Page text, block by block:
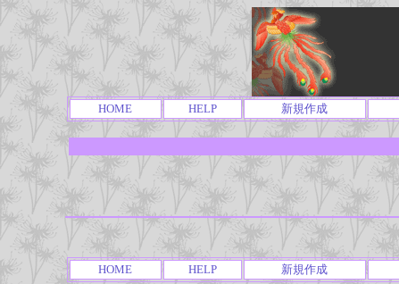
HOME HELP 新規作成
HOME HELP 新規作成